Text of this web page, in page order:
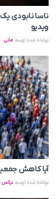
ناسا نابودی
ویدیو
نوشته شده توسط مانی
آیا کاهش جمعیت به ۴ میلیارد نفر آینده
نوشته شده توسط نرگس